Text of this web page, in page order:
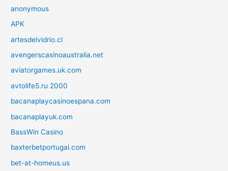
anonymous
APK
artesdelvidrio.cl
avengerscasinoaustralia.net
aviatorgames.uk.com
avtolife5.ru 2000
bacanaplaycasinoespana.com
bacanaplayuk.com
BassWin Casino
baxterbetportugal.com
bet-at-homeus.us